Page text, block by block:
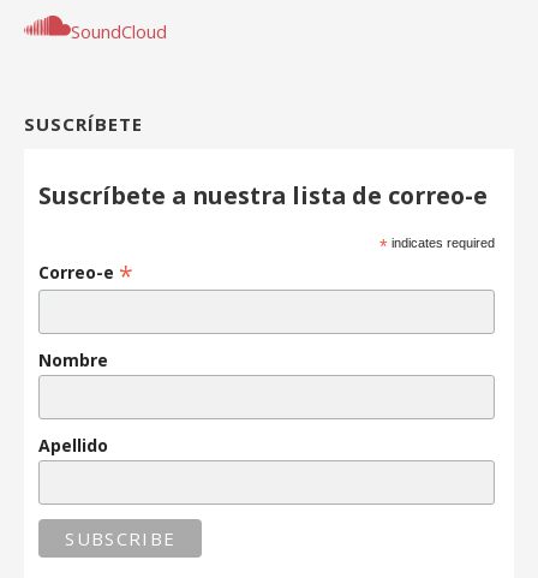
SoundCloud
SUSCRÍBETE
Suscríbete a nuestra lista de correo-e
* indicates required
Correo-e *
Nombre
Apellido